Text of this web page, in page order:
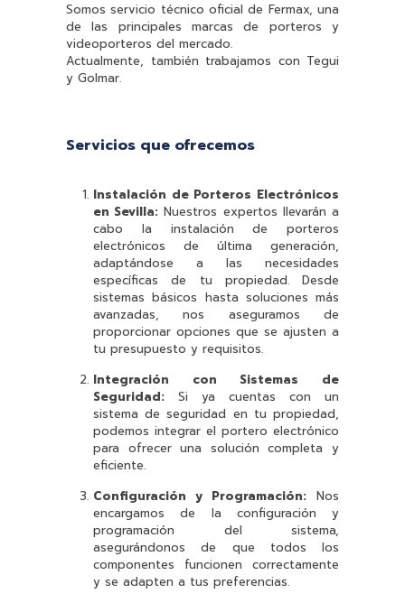
Somos servicio técnico oficial de Fermax, una
de las principales marcas de porteros y
videoporteros del mercado.
Actualmente, también trabajamos con Tegui
y Golmar.
Servicios que ofrecemos
Instalación de Porteros Electrónicos
en Sevilla: Nuestros expertos llevarán a
cabo la instalación de porteros
electrónicos de última generación,
adaptándose a las necesidades
específicas de tu propiedad. Desde
sistemas básicos hasta soluciones más
avanzadas, nos aseguramos de
proporcionar opciones que se ajusten a
tu presupuesto y requisitos.
Integración con Sistemas de
Seguridad: Si ya cuentas con un
sistema de seguridad en tu propiedad,
podemos integrar el portero electrónico
para ofrecer una solución completa y
eficiente.
Configuración y Programación: Nos
encargamos de la configuración y
programación del sistema,
asegurándonos de que todos los
componentes funcionen correctamente
y se adapten a tus preferencias.